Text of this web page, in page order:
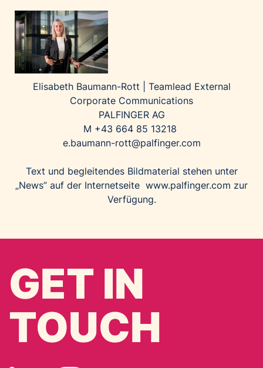
Elisabeth Baumann-Rott | Teamlead External
Corporate Communications
PALFINGER AG
M +43 664 85 13218
e.baumann-rott@palfinger.com
Text und begleitendes Bildmaterial stehen unter
„News” auf der Internetseite www.palfinger.com zur
Verfügung.
GET IN
TOUCH